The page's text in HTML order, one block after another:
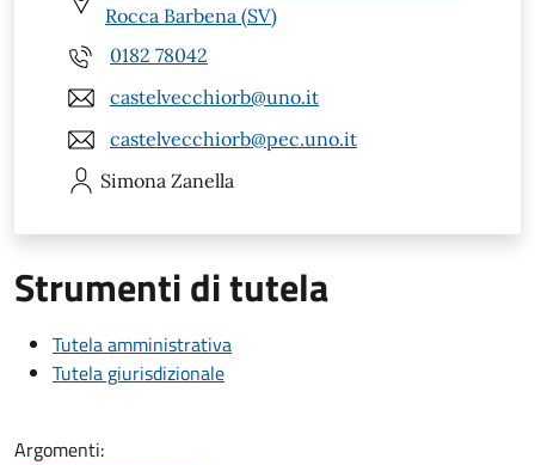
Rocca Barbena (SV)
0182 78042
castelvecchiorb@uno.it
castelvecchiorb@pec.uno.it
Simona Zanella
Strumenti di tutela
Tutela amministrativa
Tutela giurisdizionale
Argomenti: